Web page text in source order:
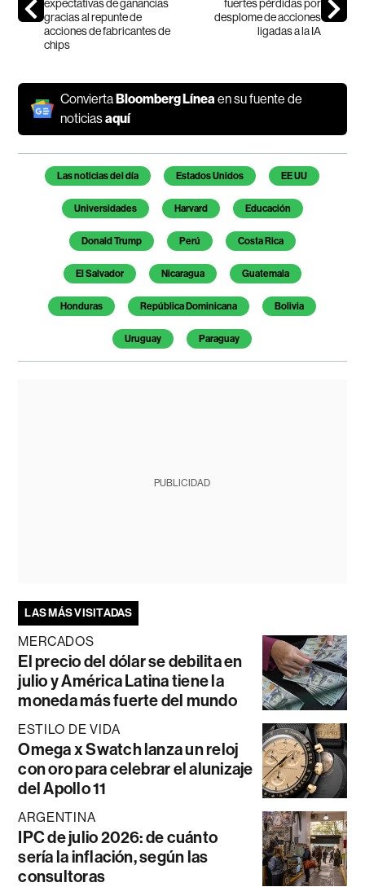
expectativas de ganancias
gracias al repunte de
acciones de fabricantes de
chips
fuertes pérdidas por
desplome de acciones
ligadas a la IA
ConviertaBloomberg Línea en su fuente de
noticiasaquí
Temas de este artículo
Las noticias del día Estados Unidos EE UU
Universidades Harvard Educación
Donald Trump Perú Costa Rica
El Salvador Nicaragua Guatemala
Honduras República Dominicana Bolivia
Uruguay Paraguay
PUBLICIDAD
LAS MÁS VISITADAS
MERCADOS
El precio del dólar se debilita en
julio y América Latina tiene la
moneda más fuerte del mundo
ESTILO DE VIDA
Omega x Swatch lanza un reloj
con oro para celebrar el alunizaje
del Apollo 11
ARGENTINA
IPC de julio 2026: de cuánto
sería la inflación, según las
consultoras